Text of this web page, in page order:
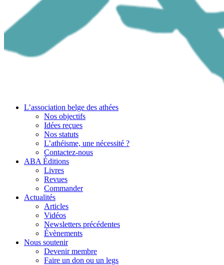
L’association belge des athées
Nos objectifs
Idées reçues
Nos statuts
L’athéisme, une nécessité ?
Contactez-nous
ABA Éditions
Livres
Revues
Commander
Actualités
Articles
Vidéos
Newsletters précédentes
Évènements
Nous soutenir
Devenir membre
Faire un don ou un legs